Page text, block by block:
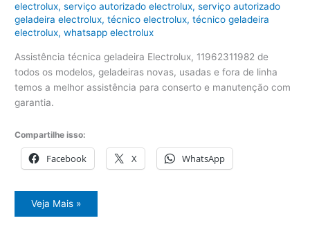
electrolux,serviço autorizado electrolux,serviço autorizado
geladeira electrolux,técnico electrolux,técnico geladeira
electrolux,whatsapp electrolux
Assistência técnica geladeira Electrolux, 11962311982 de
todos os modelos, geladeiras novas, usadas e fora de linha
temos a melhor assistência para conserto e manutenção com
garantia.
Compartilhe isso:
Facebook X WhatsApp
Assistência
técnica
Veja Mais »